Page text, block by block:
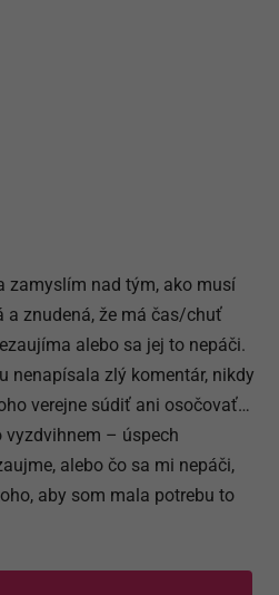
zamyslím nad tým, ako musí
a znudená, že má čas/chuť
alebo sa jej to nepáči.
nenapísala zlý komentár, nikdy
verejne súdiť ani osočovať…
vyzdvihnem – úspech
alebo čo sa mi nepáči,
aby som mala potrebu to